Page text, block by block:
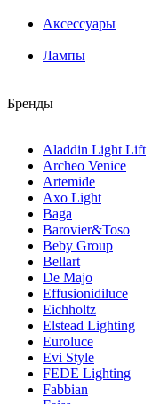
Аксессуары
Лампы
Бренды
Aladdin Light Lift
Archeo Venice
Artemide
Axo Light
Baga
Barovier&Toso
Beby Group
Bellart
De Majo
Effusionidiluce
Eichholtz
Elstead Lighting
Euroluce
Evi Style
FEDE Lighting
Fabbian